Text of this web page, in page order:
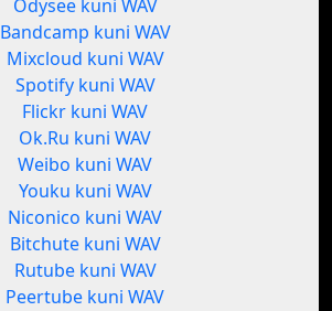
Odysee kuni WAV
Bandcamp kuni WAV
Mixcloud kuni WAV
Spotify kuni WAV
Flickr kuni WAV
Ok.Ru kuni WAV
Weibo kuni WAV
Youku kuni WAV
Niconico kuni WAV
Bitchute kuni WAV
Rutube kuni WAV
Peertube kuni WAV